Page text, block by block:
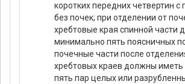
коротких передних четвертин с
без почек; при отделении от
хребтовые края спинной части
минимально пять поясничных
почечные части после
хребтовых краев должны
пять пар целых или